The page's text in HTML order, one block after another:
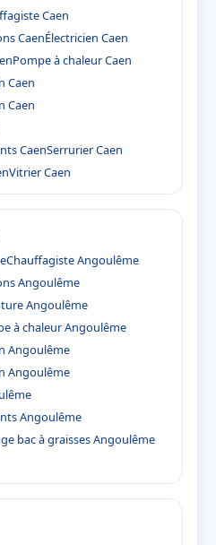
Caen
CaenÉlectricien Caen
Pompe à chaleur Caen
Caen
Caen
CaenSerrurier Caen
Vitrier Caen
Chauffagiste Angoulême
Angoulême
Angoulême
à chaleur Angoulême
Angoulême
Angoulême
Angoulême
bac à graisses Angoulême